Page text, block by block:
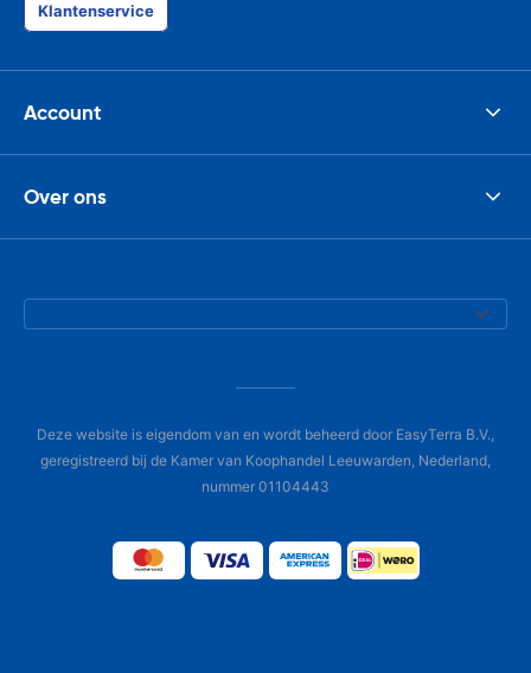
Klantenservice
Account
Over ons
Deze website is eigendom van en wordt beheerd door EasyTerra B.V.,
geregistreerd bij de Kamer van Koophandel Leeuwarden, Nederland,
nummer 01104443